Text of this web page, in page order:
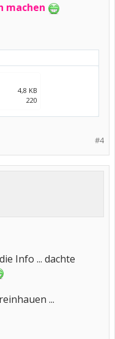
machen
4,8 KB
220
#4
Info ... dachte
...